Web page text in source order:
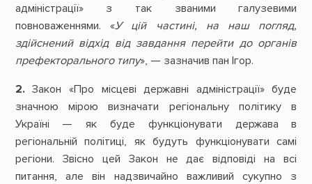
адміністрації» з так званими галузевими
повноваженнями. «У цій частині, на наш погляд,
здійснений відхід від завдання перейти до органів
префекторального типу», — зазначив пан Ігор.
2. Закон «Про місцеві державні адміністрації» буде
значною мірою визначати регіональну політику в
Україні — як буде функціонувати держава в
регіональній політиці, як будуть функціонувати самі
регіони. Звісно цей Закон не дає відповіді на всі
питання, але він надзвичайно важливий сукупно з